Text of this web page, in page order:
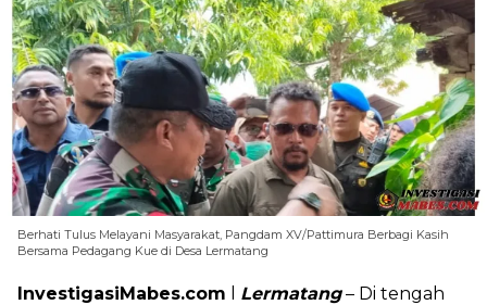
Berhati Tulus Melayani Masyarakat, Pangdam XV/Pattimura Berbagi Kasih
Bersama Pedagang Kue di Desa Lermatang
InvestigasiMabes.com Lermatang– Di tengah